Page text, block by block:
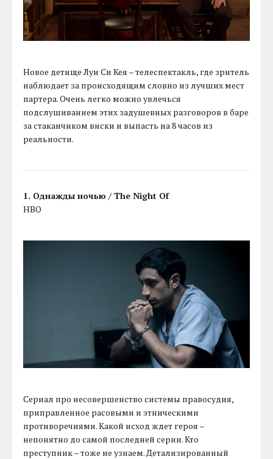
Новое детище Луи Си Кея – телеспектакль, где зритель
наблюдает за происходящим словно из лучших мест
партера. Очень легко можно увлечься
подслушиванием этих задушевных разговоров в баре
за стаканчиком виски и выпасть на 8 часов из
реальности.
1. Однажды ночью / The Night Of
HBO
Сериал про несовершенство системы правосудия,
приправленное расовыми и этническими
противоречиями. Какой исход ждет героя –
непонятно до самой последней серии. Кто
преступник – тоже не узнаем. Детализированный